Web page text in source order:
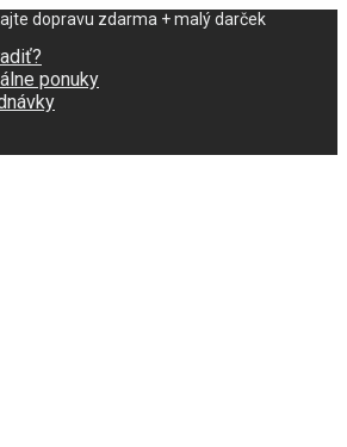
dopravu zdarma + malý darček
ponuky